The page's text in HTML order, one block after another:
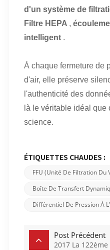
d'un système de
Filtre HEPA ,
intelligent .
À chaque fermeture de
d'air, elle préserve
l'authenticité des
là le véritable idéal que
science.
ÉTIQUETTES CHAUDES :
FFU (unité De Filtration Du
Boîte De Transfert
Différentiel De Pression À
Post Précédent
2017 La